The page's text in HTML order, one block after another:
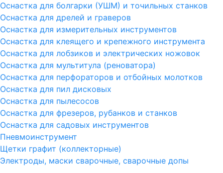
Оснастка для болгарки (УШМ) и точильных станков
Оснастка для дрелей и граверов
Оснастка для измерительных инструментов
Оснастка для клеящего и крепежного инструмента
Оснастка для лобзиков и электрических ножовок
Оснастка для мультитула (реноватора)
Оснастка для перфораторов и отбойных молотков
Оснастка для пил дисковых
Оснастка для пылесосов
Оснастка для фрезеров, рубанков и станков
Оснастка для садовых инструментов
Пневмоинструмент
Щетки графит (коллекторные)
Электроды, маски сварочные, сварочные допы